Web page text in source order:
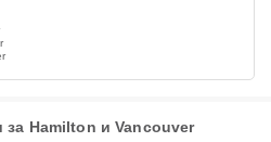
Hamilton и Vancouver